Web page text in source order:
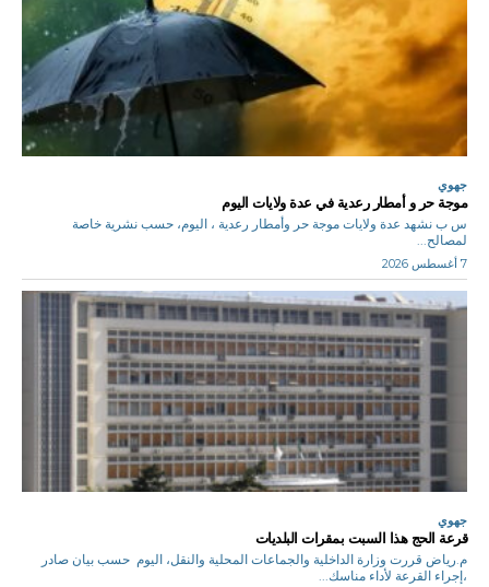
جهوي
موجة حر و أمطار رعدية في عدة ولايات اليوم
س ب نشهد عدة ولايات موجة حر وأمطار رعدية ، اليوم، حسب نشرية خاصة
لمصالح...
7 أغسطس 2026
جهوي
قرعة الحج هذا السبت بمقرات البلديات
م.رياض قررت وزارة الداخلية والجماعات المحلية والنقل، اليوم حسب بيان صادر
،إجراء القرعة لأداء مناسك...